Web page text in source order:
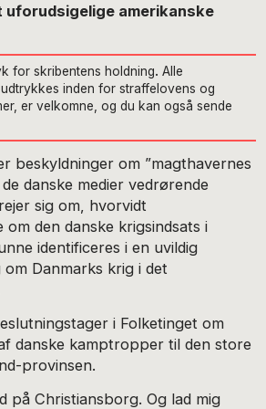
amerikanske
for skribentens holdning. Alle
inden for straffelovens og
er velkomne, og du kan også sende
beskyldninger om ”magthavernes
danske medier vedrørende
sig om, hvorvidt
den danske krigsindsats i
identificeres i en uvildig
Danmarks krig i det
i Folketinget om
danske kamptropper til den store
provinsen.
på Christiansborg. Og lad mig